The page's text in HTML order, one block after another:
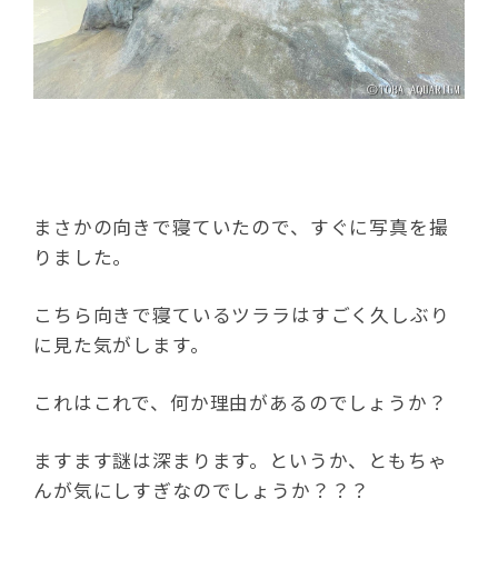
まさかの向きで寝ていたので、すぐに写真を撮
りました。
こちら向きで寝ているツララはすごく久しぶり
に見た気がします。
これはこれで、何か理由があるのでしょうか？
ますます謎は深まります。というか、ともちゃ
んが気にしすぎなのでしょうか？？？